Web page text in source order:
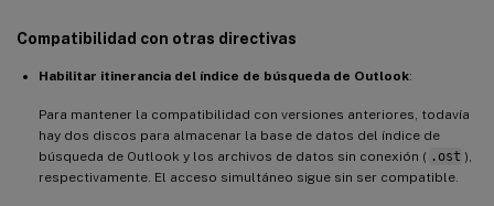
Compatibilidad con otras directivas
Habilitar itinerancia del índice de búsqueda de Outlook:
Para mantener la compatibilidad con versiones anteriores, todavía
hay dos discos para almacenar la base de datos del índice de
búsqueda de Outlook y los archivos de datos sin conexión ( .ost ),
respectivamente. El acceso simultáneo sigue sin ser compatible.